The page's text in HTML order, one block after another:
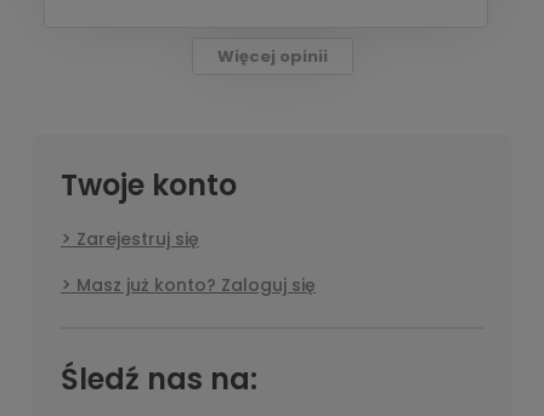
Więcej opinii
Twoje konto
Zarejestruj się
Masz już konto? Zaloguj się
Śledź nas na: